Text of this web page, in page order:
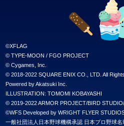
©XFLAG
© TYPE-MOON / FGO PROJECT
© Cygames, Inc.
© 2018-2022 SQUARE ENIX CO., LTD. All
Powered by Akatsuki Inc.
ILLUSTRATION: TOMOMI KOBAYASHI
© 2019-2022 ARMOR PROJECT/BIRD
©WFS Developed by WRIGHT FLYER
一般社団法人日本野球機構承認 日本プロ野球